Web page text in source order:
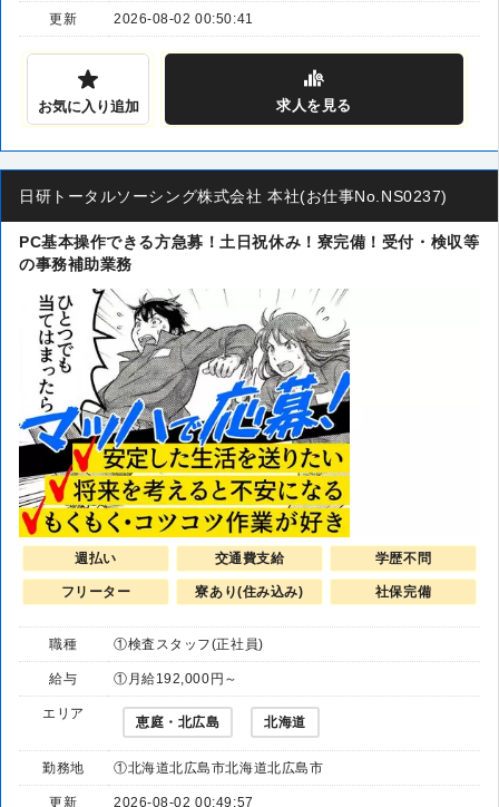
更新 2026-08-02 00:50:41
お気に入り追加 求人を見る
日研トータルソーシング株式会社 本社(お仕事No.NS0237)
PC基本操作できる方急募！土日祝休み！寮完備！受付・検収等
の事務補助業務
週払い 交通費支給 学歴不問
フリーター 寮あり(住み込み) 社保完備
職種 ①検査スタッフ(正社員)
給与 ①月給192,000円～
エリア
恵庭・北広島 北海道
勤務地 ①北海道北広島市北海道北広島市
更新 2026-08-02 00:49:57